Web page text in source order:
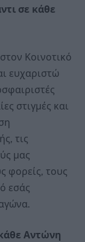
σε κάθε
Κοινοτικό
ευχαριστώ
στιγμές και
τις
μας
φορείς, τους
εσάς
Αντώνη